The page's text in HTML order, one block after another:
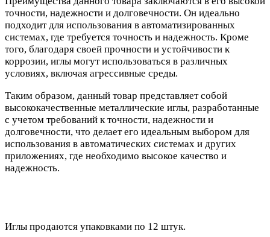
точности, надежности и долговечности. Он идеально
подходит для использования в автоматизированных
системах, где требуется точность и надежность. Кроме
того, благодаря своей прочности и устойчивости к
коррозии, иглы могут использоваться в различных
условиях, включая агрессивные среды.
Таким образом, данный товар представляет собой
высококачественные металлические иглы, разработанные
с учетом требований к точности, надежности и
долговечности, что делает его идеальным выбором для
использования в автоматических системах и других
приложениях, где необходимо высокое качество и
надежность.
Иглы продаются упаковками по 12 штук.